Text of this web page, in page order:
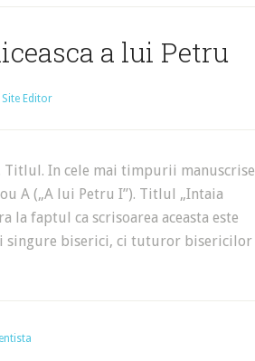
a lui Petru
Site Editor
In cele mai timpurii manuscrise
A („A lui Petru I”). Titlul „Intaia
la faptul ca scrisoarea aceasta este
singure biserici, ci tuturor bisericilor